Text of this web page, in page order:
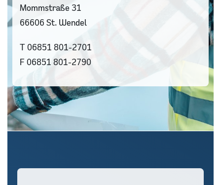
Mommstraße 31
66606 St. Wendel
T 06851 801-2701
F 06851 801-2790